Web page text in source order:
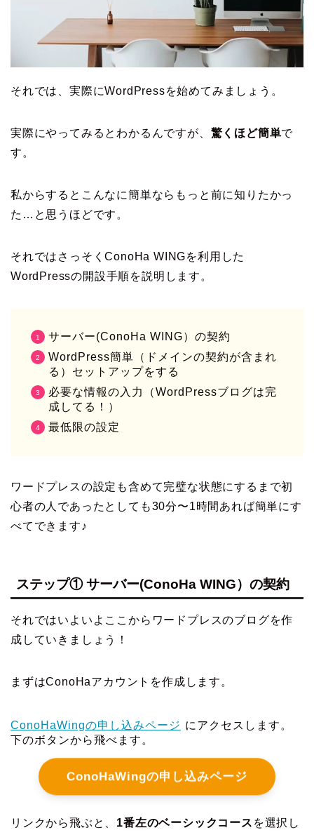
それでは、実際にWordPressを始めてみましょう。
実際にやってみるとわかるんですが、 驚くほど簡単で
す。
私からするとこんなに簡単ならもっと前に知りたかっ
た…と思うほどです。
それではさっそくConoHa WINGを利用した
WordPressの開設手順を説明します。
サーバー(ConoHa WING）の契約
WordPress簡単（ドメインの契約が含まれ
る）セットアップをする
必要な情報の入力（WordPressブログは完
成してる！）
最低限の設定
ワードプレスの設定も含めて完璧な状態にするまで初
心者の人であったとしても30分〜1時間あれば簡単にす
べてできます♪
ステップ① サーバー(ConoHa WING）の契約
それではいよいよここからワードプレスのブログを作
成していきましょう！
まずはConoHaアカウントを作成します。
ConoHaWingの申し込みページ にアクセスします。
下のボタンから飛べます。
ConoHaWingの申し込みページ
リンクから飛ぶと、 1番左のベーシックコース を選択し